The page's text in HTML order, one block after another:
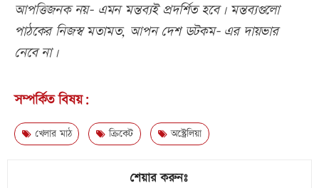
আপত্তিজনক নয়- এমন মন্তব্যই প্রদর্শিত হবে। মন্তব্যগুলো
পাঠকের নিজস্ব মতামত, আপন দেশ ডটকম- এর দায়ভার
নেবে না।
সম্পর্কিত বিষয়:
খেলার মাঠ ক্রিকেট অস্ট্রেলিয়া
শেয়ার করুনঃ